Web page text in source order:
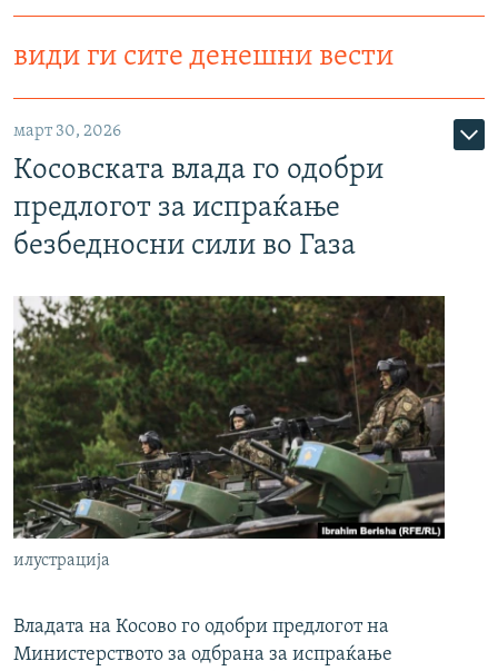
види ги сите денешни вести
март 30, 2026
Косовската влада го одобри
предлогот за испраќање
безбедносни сили во Газа
илустрација
Владата на Косово го одобри предлогот на
Министерството за одбрана за испраќање